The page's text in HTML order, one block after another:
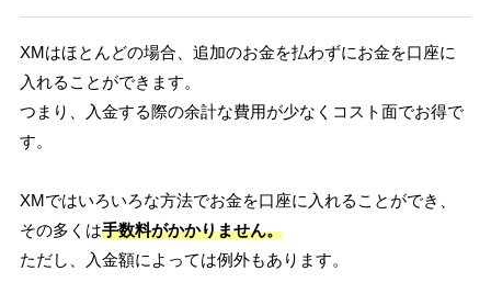
XMはほとんどの場合、追加のお金を払わずにお金を口座に
入れることができます。
つまり、入金する際の余計な費用が少なくコスト面でお得で
す。
XMではいろいろな方法でお金を口座に入れることができ、
その多くは手数料がかかりません。
ただし、入金額によっては例外もあります。